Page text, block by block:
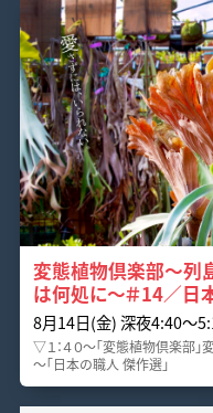
変態植物倶楽部～列
は何処に～＃14／日
8月14日(金) 深夜4:40〜
▽１：４０～「変態植物倶楽部
～「日本の職人 傑作選」